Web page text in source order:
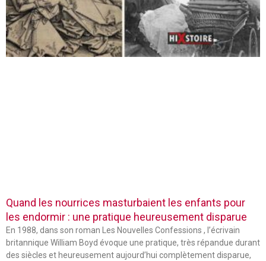
Quand les nourrices masturbaient les enfants pour
les endormir : une pratique heureusement disparue
En 1988, dans son roman Les Nouvelles Confessions , l’écrivain
britannique William Boyd évoque une pratique, très répandue durant
des siècles et heureusement aujourd’hui complètement disparue,